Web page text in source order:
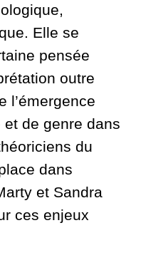
Elle se
pensée
outre
l’émergence
de genre dans
du
dans
et Sandra
ces enjeux